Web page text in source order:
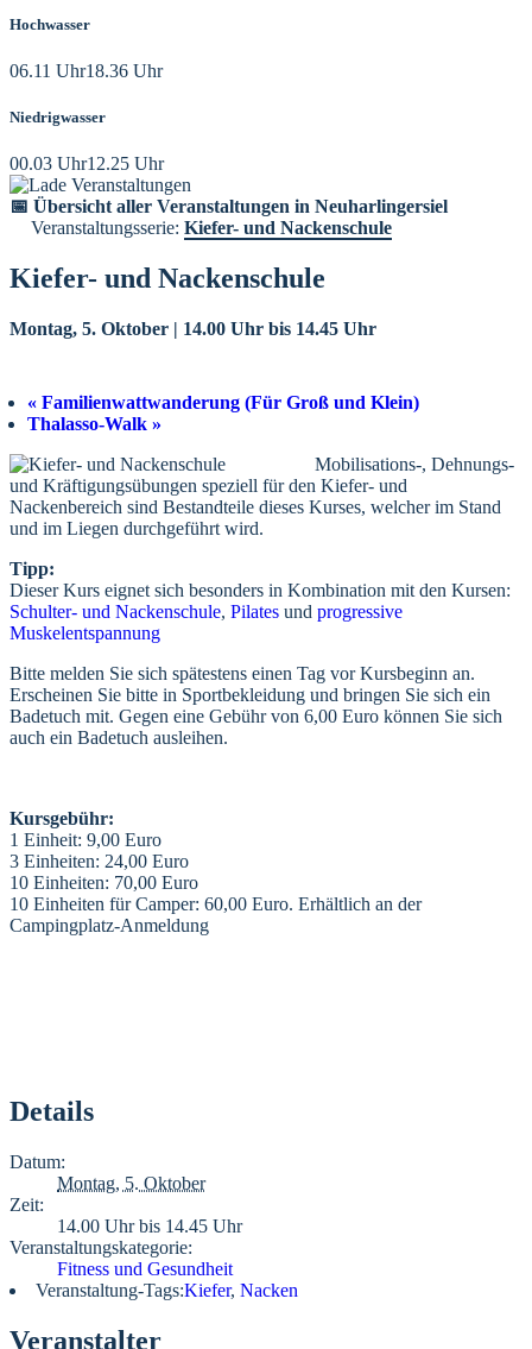
Hochwasser
06.11 Uhr18.36 Uhr
Niedrigwasser
00.03 Uhr12.25 Uhr
📅 Übersicht aller Veranstaltungen in Neuharlingersiel
Veranstaltungsserie: Kiefer- und Nackenschule
Kiefer- und Nackenschule
Montag, 5. Oktober | 14.00 Uhr bis 14.45 Uhr
« Familienwattwanderung (Für Groß und Klein)
Thalasso-Walk »
Mobilisations-, Dehnungs-
und Kräftigungsübungen speziell für den Kiefer- und
Nackenbereich sind Bestandteile dieses Kurses, welcher im Stand
und im Liegen durchgeführt wird.
Tipp:
Dieser Kurs eignet sich besonders in Kombination mit den Kursen:
Schulter- und Nackenschule, Pilates und progressive
Muskelentspannung
Bitte melden Sie sich spätestens einen Tag vor Kursbeginn an.
Erscheinen Sie bitte in Sportbekleidung und bringen Sie sich ein
Badetuch mit. Gegen eine Gebühr von 6,00 Euro können Sie sich
auch ein Badetuch ausleihen.
Kursgebühr:
1 Einheit: 9,00 Euro
3 Einheiten: 24,00 Euro
10 Einheiten: 70,00 Euro
10 Einheiten für Camper: 60,00 Euro. Erhältlich an der
Campingplatz-Anmeldung
Details
Datum:
Montag, 5. Oktober
Zeit:
14.00 Uhr bis 14.45 Uhr
Veranstaltungskategorie:
Fitness und Gesundheit
Veranstaltung-Tags:Kiefer, Nacken
Veranstalter